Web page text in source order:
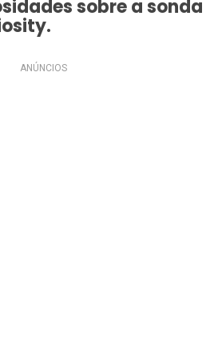
sobre a sonda
ANÚNCIOS